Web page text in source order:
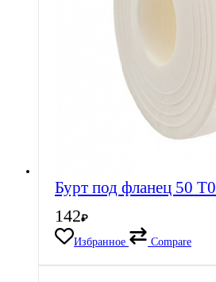
Бурт под фланец 50
142₽
Избранное
Compare